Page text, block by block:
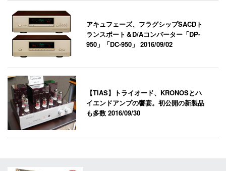
アキュフェーズ、フラグシップSACDト
ランスポート＆D/Aコンバーター「DP-
950」「DC-950」2016/09/02
【TIAS】トライオード、KRONOSとハ
イエンドアンプの饗宴。初公開の新製品
も多数2016/09/30